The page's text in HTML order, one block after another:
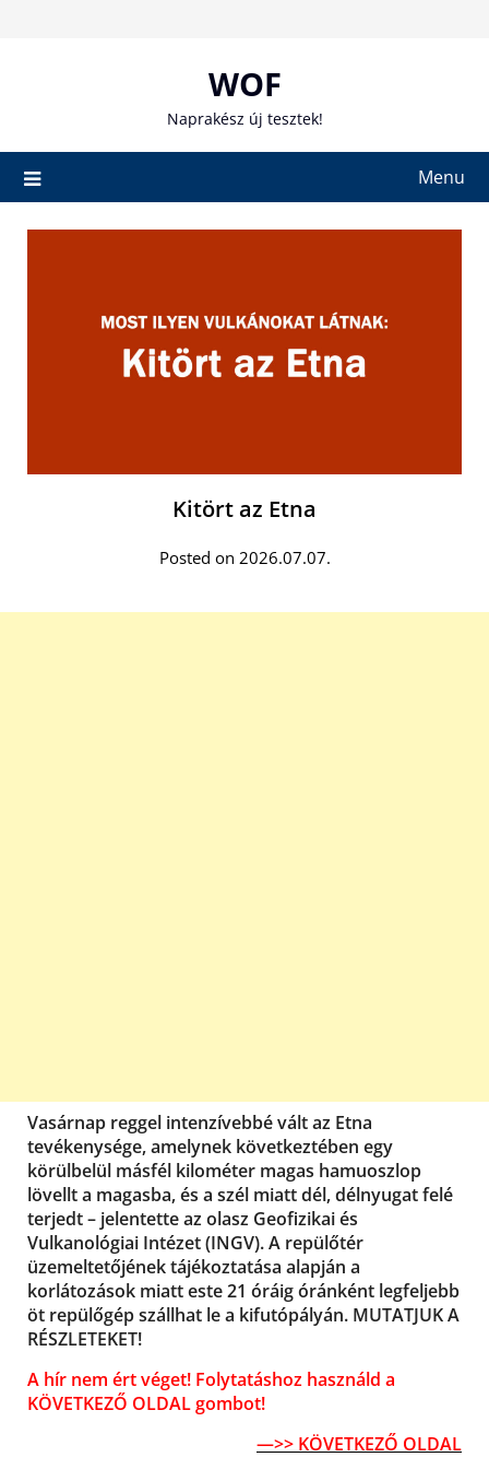
WOF
Naprakész új tesztek!
Menu
Kitört az Etna
Posted on 2026.07.07.
Vasárnap reggel intenzívebbé vált az Etna
tevékenysége, amelynek következtében egy
körülbelül másfél kilométer magas hamuoszlop
lövellt a magasba, és a szél miatt dél, délnyugat felé
terjedt – jelentette az olasz Geofizikai és
Vulkanológiai Intézet (INGV). A repülőtér
üzemeltetőjének tájékoztatása alapján a
korlátozások miatt este 21 óráig óránként legfeljebb
öt repülőgép szállhat le a kifutópályán. MUTATJUK A
RÉSZLETEKET!
A hír nem ért véget! Folytatáshoz használd a
KÖVETKEZŐ OLDAL gombot!
—>> KÖVETKEZŐ OLDAL